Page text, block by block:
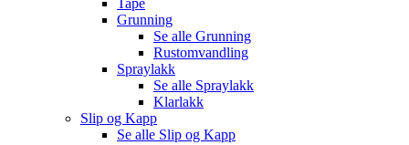
Grunning
Se alle Grunning
Rustomvandling
Spraylakk
Se alle Spraylakk
Klarlakk
Slip og Kapp
Se alle Slip og Kapp